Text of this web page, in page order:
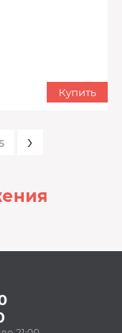
Купить
›